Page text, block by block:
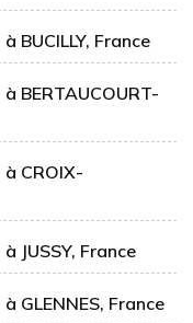
BUCILLY, France
BERTAUCOURT-
CROIX-
JUSSY, France
GLENNES, France